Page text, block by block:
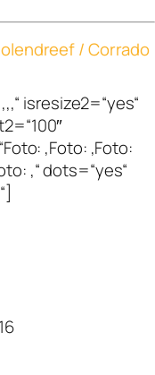
/ Corrado
isresize2=“yes“
,Foto: ,Foto:
,“ dots=“yes“